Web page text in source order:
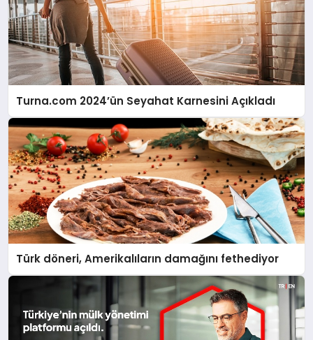
Turna.com 2024’ün Seyahat Karnesini Açıkladı
Türk döneri, Amerikalıların damağını fethediyor